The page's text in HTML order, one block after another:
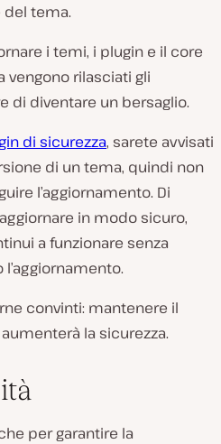
del tema.
i temi, i plugin e il core
vengono rilasciati gli
di diventare un bersaglio.
di sicurezza, sarete avvisati
di un tema, quindi non
l’aggiornamento. Di
in modo sicuro,
a funzionare senza
convinti: mantenere il
la sicurezza.
per garantire la